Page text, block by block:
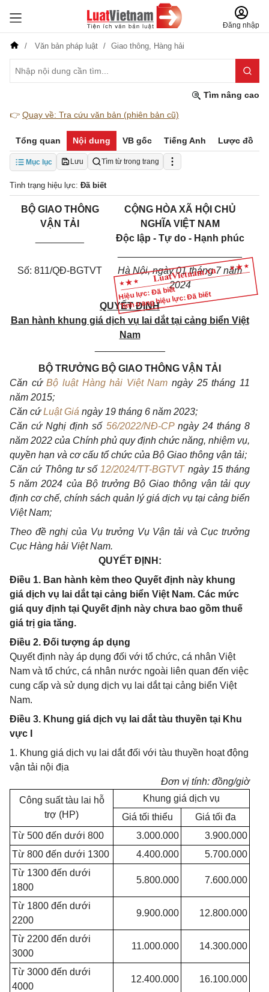
Đăng nhập
Văn bản pháp luật Giao thông, Hàng hải
Tìm nâng cao
👉 Quay về: Tra cứu văn bản (phiên bản cũ)
Tổng quan Nội dung VB gốc Tiếng Anh Lược đồ
Mục lục Lưu Tìm từ trong trang
Tình trạng hiệu lực: Đã biết
Hiệu lực: Đã biết
Tình trạng hiệu lực: Đã biết
BỘ GIAO THÔNG
VẬN TẢI
CỘNG HÒA XÃ HỘI CHỦ
NGHĨA VIỆT NAM
Độc lập - Tự do - Hạnh phúc
Số: 811/QĐ-BGTVT
Hà Nội, ngày 01 tháng 7 năm
2024
QUYẾT ĐỊNH
Ban hành khung giá dịch vụ lai dắt tại cảng biển Việt
Nam
BỘ TRƯỞNG BỘ GIAO THÔNG VẬN TẢI
Căn cứBộ luật Hàng hải Việt Nam ngày 25 tháng 11
năm 2015;
Căn cứLuật Giá ngày 19 tháng 6 năm 2023;
Căn cứNghị định số 56/2022/NĐ-CPngày 24 tháng 8
năm 2022 của Chính phủ quy định chức năng, nhiệm vụ,
quyền hạn và cơ cấu tổ chức của Bộ Giao thông vận tải;
Căn cứ Thông tư số 12/2024/TT-BGTVTngày 15 tháng
5 năm 2024 của Bộ trưởng Bộ Giao thông vận tải quy
định cơ chế, chính sách quản lý giá dịch vụ tại cảng biển
Việt Nam;
Theo đề nghị của Vụ trưởng Vụ Vận tải và Cục trưởng
Cục Hàng hải Việt Nam.
QUYẾT ĐỊNH:
Điều 1. Ban hành kèm theo Quyết định này khung
giá dịch vụ lai dắt tại cảng biển Việt Nam. Các mức
giá quy định tại Quyết định này chưa bao gồm thuế
giá trị gia tăng.
Điều 2. Đối tượng áp dụng
Quyết định này áp dụng đối với tổ chức, cá nhân Việt
Nam và tổ chức, cá nhân nước ngoài liên quan đến việc
cung cấp và sử dụng dịch vụ lai dắt tại cảng biển Việt
Nam.
Điều 3. Khung giá dịch vụ lai dắt tàu thuyền tại Khu
vực I
1. Khung giá dịch vụ lai dắt đối với tàu thuyền hoạt động
vận tải nội địa
Đơn vị tính: đồng/giờ
Công suất tàu lai hỗ
trợ (HP)
Khung giá dịch vụ
Giá tối thiểu
Giá tối đa
Từ 500 đến dưới 800
3.000.000
3.900.000
Từ 800 đến dưới 1300
4.400.000
5.700.000
Từ 1300 đến dưới
1800
5.800.000 7.600.000
Từ 1800 đến dưới
2200
9.900.000 12.800.000
Từ 2200 đến dưới
3000
11.000.000 14.300.000
Từ 3000 đến dưới
4000
12.400.000 16.100.000